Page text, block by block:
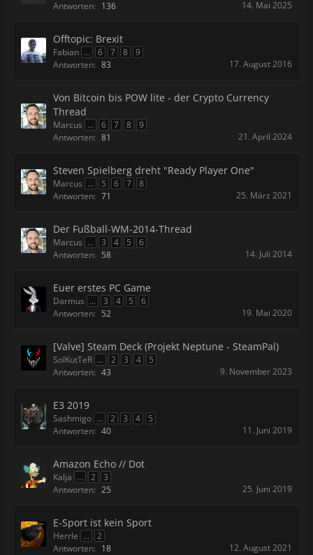
Antworten: 136 14. Mai 2025
Offtopic: Brexit
Fabian ... 6 7 8
9
Antworten: 83 17. August 2016
Von Bitcoin bis POW lite - der Crypto Currency
Thread
Marcus ... 6 7 8
9
Antworten: 81 21. April 2024
Steven Spielberg dreht "Ready Player One"
Marcus ... 5 6 7
8
Antworten: 71 25. März 2021
Der Fußball-WM-2014-Thread
Marcus ... 3 4 5
6
Antworten: 58 14. Juli 2014
Euer erstes PC Game
Darmus ... 3 4 5
6
Antworten: 52 19. Mai 2020
[Valve] Steam Deck (Projekt Neptune - SteamPal)
SolKutTeR ... 2 3 4
5
Antworten: 43 9. November 2023
E3 2019
Sashmigo ... 2 3 4
5
Antworten: 40 11. Juni 2019
Amazon Echo // Dot
Kalja ... 2
3
Antworten: 25 25. Juni 2019
E-Sport ist kein Sport
Herrle ...
2
Antworten: 18 12. August 2021